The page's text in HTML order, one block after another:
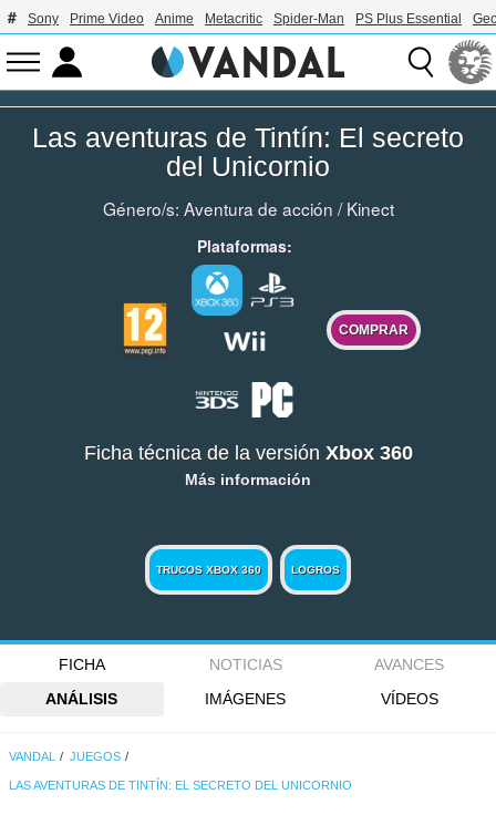
Sony Prime Video Anime Metacritic Spider-Man PS Plus Essential
Las aventuras de Tintín: El secreto
del Unicornio
Género/s: Aventura de acción /Kinect
Plataformas:
COMPRAR
Ficha técnica de la versión Xbox 360
Más información
TRUCOS XBOX 360 LOGROS
FICHA NOTICIAS
AVANCES
ANÁLISIS
IMÁGENES VÍDEOS
VANDAL JUEGOS
LAS AVENTURAS DE TINTÍN: EL SECRETO DEL UNICORNIO